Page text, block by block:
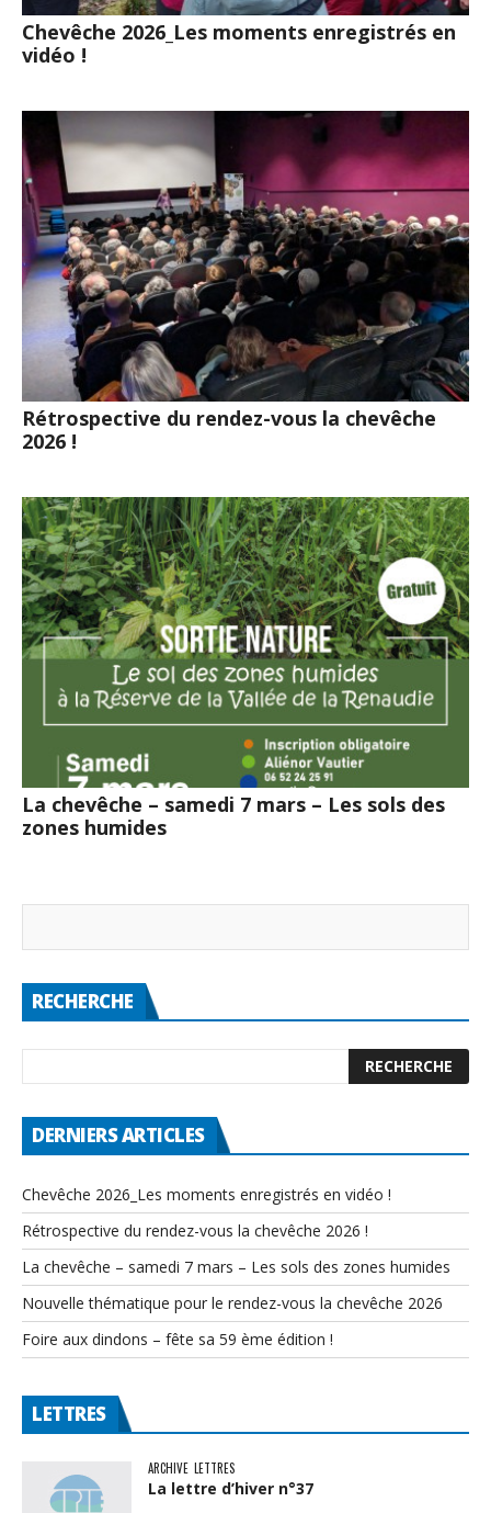
Chevêche 2026_Les moments enregistrés en
vidéo !
Rétrospective du rendez-vous la chevêche
2026 !
La chevêche – samedi 7 mars – Les sols des
zones humides
RECHERCHE
DERNIERS ARTICLES
Chevêche 2026_Les moments enregistrés en vidéo !
Rétrospective du rendez-vous la chevêche 2026 !
La chevêche – samedi 7 mars – Les sols des zones humides
Nouvelle thématique pour le rendez-vous la chevêche 2026
Foire aux dindons – fête sa 59 ème édition !
LETTRES
ARCHIVE LETTRES
La lettre d’hiver n°37